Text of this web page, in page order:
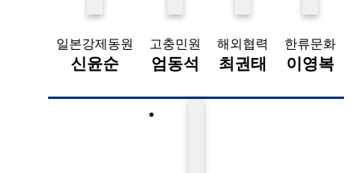
일본강제동원
신윤순
고충민원
엄동석
해외협력
최권태
한류문화
이영복